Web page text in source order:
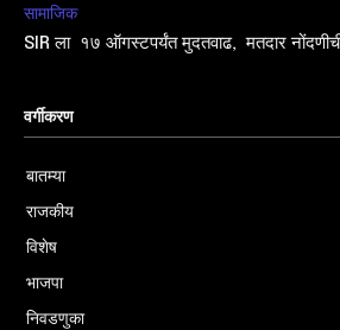
सामाजिक
SIR ला १७ ऑगस्टपर्यंत मुदतवाढ, मतदार नोंदणीची
वर्गीकरण
बातम्या
राजकीय
विशेष
भाजपा
निवडणुका